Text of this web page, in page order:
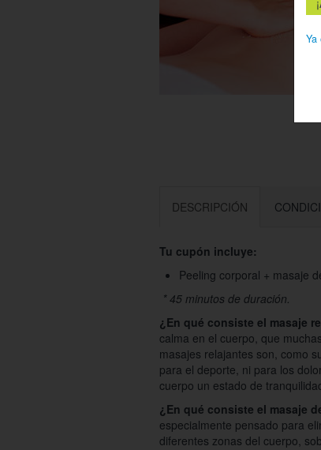
DESCRIPCIÓN
Tu cupón incluye:
Peeling corporal + masaje
* 45 minutos de duración.
¿En qué consiste el masaje
calma en el cuerpo, que
masajes relajantes son, como
para el deporte, ni para los
cuerpo un estado de
¿En qué consiste el masaje
especialmente pensado para
diferentes zonas del cuerpo,
Ya